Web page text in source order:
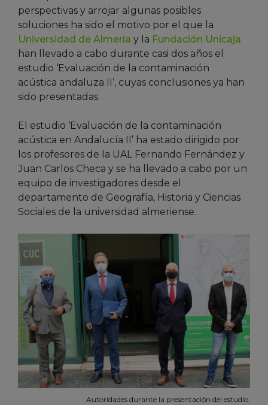
perspectivas y arrojar algunas posibles
soluciones ha sido el motivo por el que la
Universidad de Almería y la Fundación Unicaja
han llevado a cabo durante casi dos años el
estudio ‘Evaluación de la contaminación
acústica andaluza II’, cuyas conclusiones ya han
sido presentadas.
El estudio ‘Evaluación de la contaminación
acústica en Andalucía II’ ha estado dirigido por
los profesores de la UAL Fernando Fernández y
Juan Carlos Checa y se ha llevado a cabo por un
equipo de investigadores desde el
departamento de Geografía, Historia y Ciencias
Sociales de la universidad almeriense.
Autoridades durante la presentación del estudio.